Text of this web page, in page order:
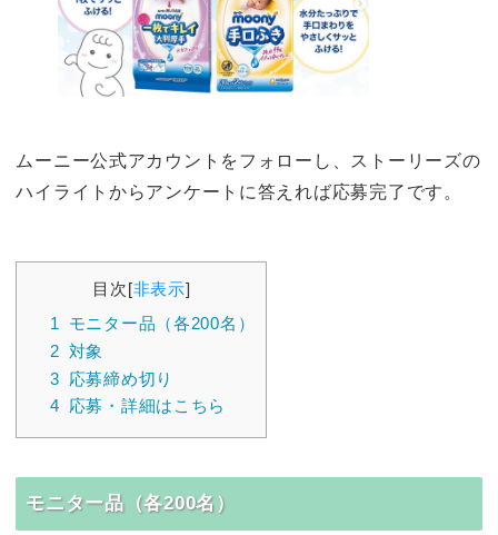
ムーニー公式アカウントをフォローし、ストーリーズの
ハイライトからアンケートに答えれば応募完了です。
目次[非表示]
1
モニター品（各200名）
2 対象
3 応募締め切り
4 応募・詳細はこちら
モニター品（各200名）